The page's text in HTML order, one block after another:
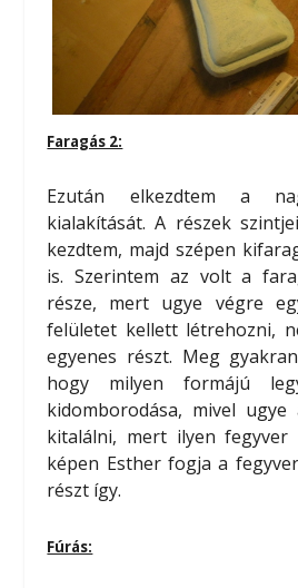
Faragás 2:
Ezután elkezdtem a
kialakítását. A részek
kezdtem, majd szépen
is. Szerintem az volt a
része, mert ugye végre
felületet kellett létrehozni,
egyenes részt. Meg
hogy milyen formájú
kidomborodása, mivel
kitalálni, mert ilyen
képen Esther fogja a
részt így.
Fúrás: